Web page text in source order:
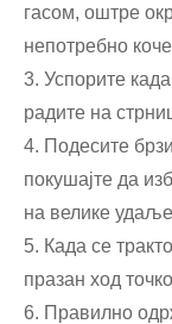
гасом, оштре
непотребно
3. Успорите
радите на
4. Подесите
покушајте да
на велике
5. Када се
празан ход
6. Правилно